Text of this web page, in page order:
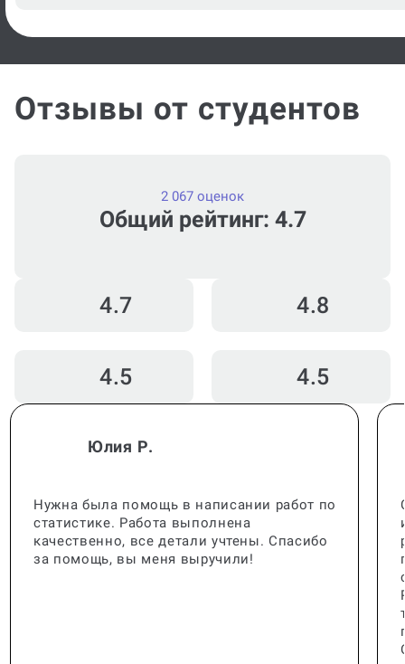
Отзывы от студентов
Общий рейтинг: 4.7
2 067 оценок
4.7 4.8
4.5 4.5
Юлия Р.
Нужна была помощь в написании работ по
статистике. Работа выполнена
качественно, все детали учтены. Спасибо
за помощь, вы меня выручили!